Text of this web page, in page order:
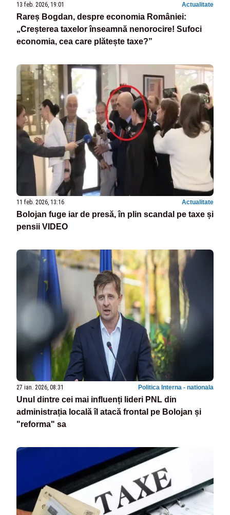
13 feb. 2026, 19:01 Actualitate
Rareș Bogdan, despre economia României:
„Creșterea taxelor înseamnă nenorocire! Sufoci
economia, cea care plătește taxe?”
11 feb. 2026, 13:16 Actualitate
Bolojan fuge iar de presă, în plin scandal pe taxe și
pensii VIDEO
27 ian. 2026, 08:31 Politica Interna - nationala
Unul dintre cei mai influenți lideri PNL din
administrația locală îl atacă frontal pe Bolojan și
"reforma" sa